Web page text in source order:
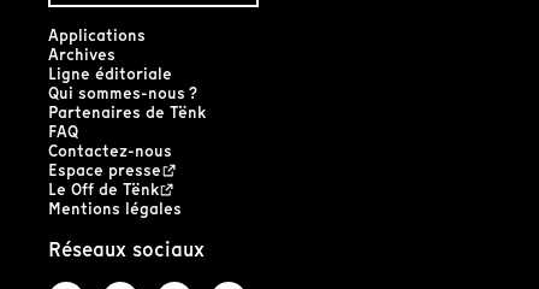
Applications
Archives
Ligne éditoriale
Qui sommes-nous ?
Partenaires de Tënk
FAQ
Contactez-nous
Espace presse
Le Off de Tënk
Mentions légales
Réseaux sociaux